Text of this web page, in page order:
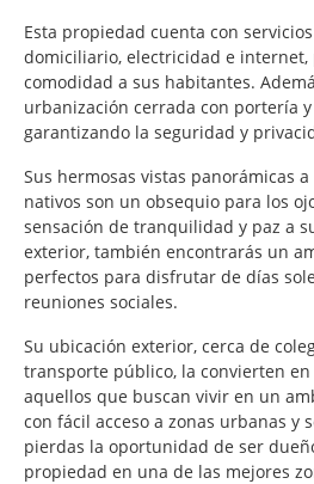
Esta propiedad cuenta con
domiciliario, electricidad e
comodidad a sus habitantes.
urbanización cerrada con portería
garantizando la seguridad y
Sus hermosas vistas panorámicas
nativos son un obsequio para los
sensación de tranquilidad y paz a
exterior, también encontrarás un
perfectos para disfrutar de días
reuniones sociales.
Su ubicación exterior, cerca de
transporte público, la convierten
aquellos que buscan vivir en un
con fácil acceso a zonas urbanas y
pierdas la oportunidad de ser
propiedad en una de las mejores